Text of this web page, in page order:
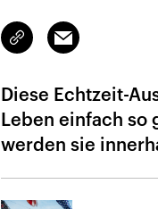
Link
kopieren/teilen
Email
Diese Echtzeit-
Leben einfach so
werden sie